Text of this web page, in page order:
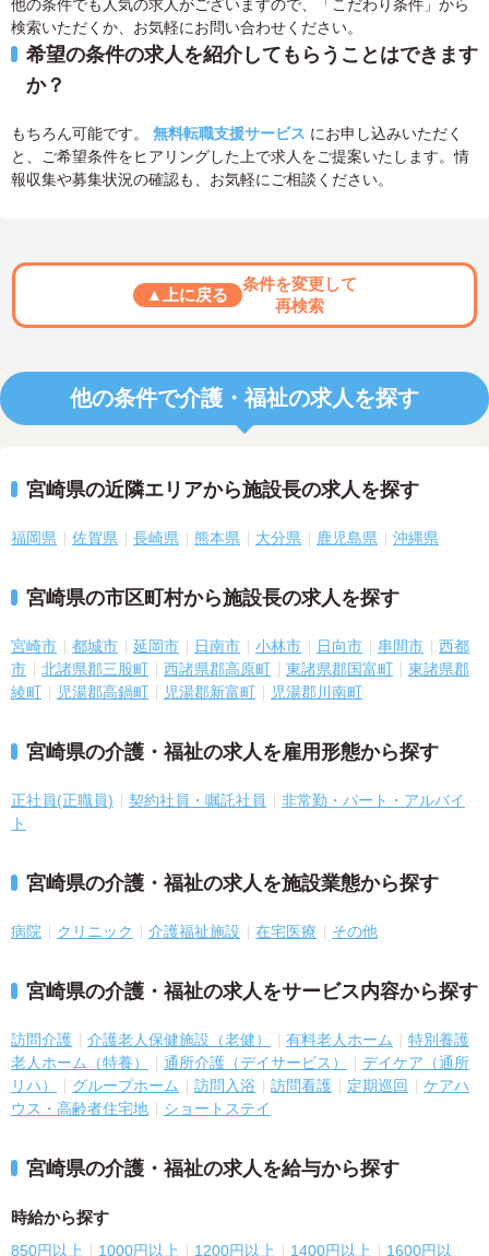
他の条件でも人気の求人がございますので、「こだわり条件」から
検索いただくか、お気軽にお問い合わせください。
希望の条件の求人を紹介してもらうことはできます
か？
もちろん可能です。 無料転職支援サービス にお申し込みいただく
と、ご希望条件をヒアリングした上で求人をご提案いたします。情
報収集や募集状況の確認も、お気軽にご相談ください。
▲上に戻る
条件を変更して
再検索
他の条件で介護・福祉の求人を探す
宮崎県の近隣エリアから施設長の求人を探す
福岡県 佐賀県 長崎県 熊本県 大分県 鹿児島県 沖縄県
宮崎県の市区町村から施設長の求人を探す
宮崎市 都城市 延岡市 日南市 小林市 日向市 串間市
西都
市
北諸県郡三股町 西諸県郡高原町 東諸県郡国富町
東諸県郡
綾町
児湯郡高鍋町 児湯郡新富町 児湯郡川南町
宮崎県の介護・福祉の求人を雇用形態から探す
正社員(正職員) 契約社員・嘱託社員
非常勤・パート・アルバイ
ト
宮崎県の介護・福祉の求人を施設業態から探す
病院 クリニック 介護福祉施設 在宅医療 その他
宮崎県の介護・福祉の求人をサービス内容から探す
訪問介護 介護老人保健施設（老健） 有料老人ホーム
特別養護
老人ホーム（特養）
通所介護（デイサービス）
デイケア（通所
リハ）
グループホーム 訪問入浴 訪問看護 定期巡回
ケアハ
ウス・高齢者住宅地
ショートステイ
宮崎県の介護・福祉の求人を給与から探す
時給から探す
850円以上 1000円以上 1200円以上 1400円以上 1600円以